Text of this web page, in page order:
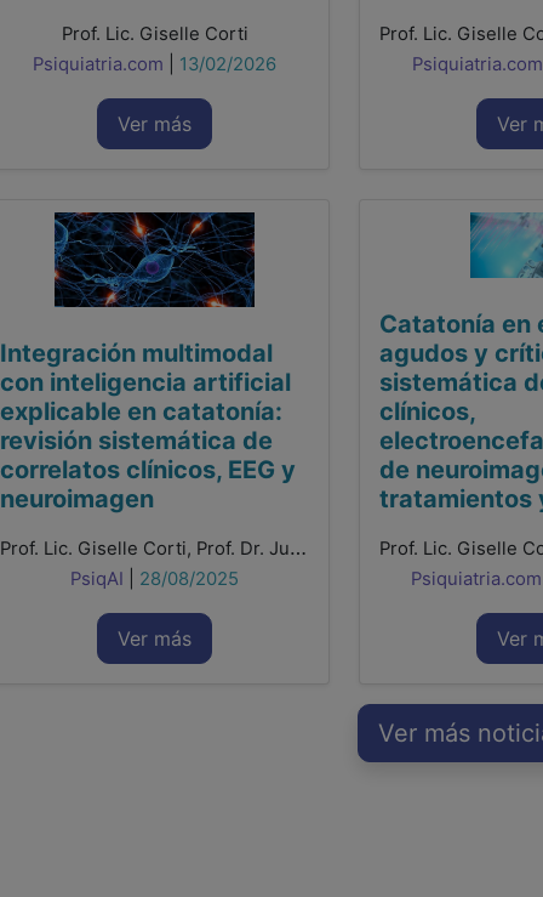
Prof. Lic. Giselle Corti
Psiquiatria.com
13/02/2026
Ver más
Psiquiatria.com
Ver
Integración multimodal
con inteligencia artificial
explicable en catatonía:
revisión sistemática de
correlatos clínicos, EEG y
neuroimagen
Prof. Lic. Giselle Corti, Prof. Dr. Juan Pablo Bellotti
PsiqAI 28/08/2025
Ver más
Catatonía en
agudos y
sistemática
clínicos,
de
tratamientos
Psiquiatria.com
Ver
Ver más